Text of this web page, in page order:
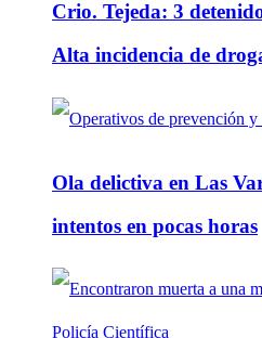
Crio. Tejeda: 3
Alta incidencia de
Ola delictiva en Las
intentos en pocas horas